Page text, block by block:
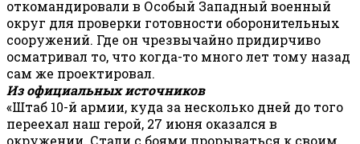
откомандировали в Особый Западный военный
округ для проверки готовности оборонительных
сооружений. Где он чрезвычайно придирчиво
осматривал то, что когда-то много лет тому назад
сам же проектировал.
Из официальных источников
«Штаб 10-й армии, куда за несколько дней до того
переехал наш герой, 27 июня оказался в
окружении. Стали с боями прорываться к своим.